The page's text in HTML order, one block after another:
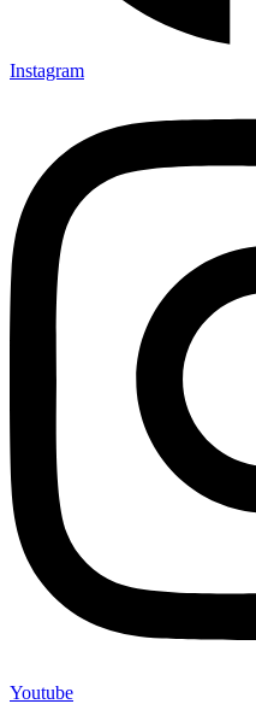
Instagram
Youtube